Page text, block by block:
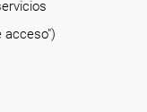
acceso")